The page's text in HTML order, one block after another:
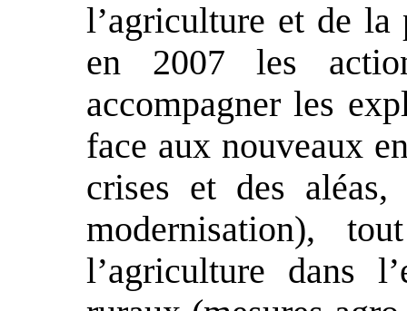
l’agriculture et de
en 2007 les
accompagner les
face aux nouveaux
crises et des
modernisation),
l’agriculture dans